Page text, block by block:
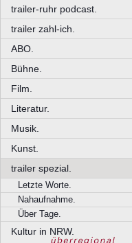
trailer-ruhr podcast.
trailer zahl-ich.
ABO.
Bühne.
Film.
Literatur.
Musik.
Kunst.
trailer spezial.
Letzte Worte.
Nahaufnahme.
Über Tage.
Kultur in NRW.